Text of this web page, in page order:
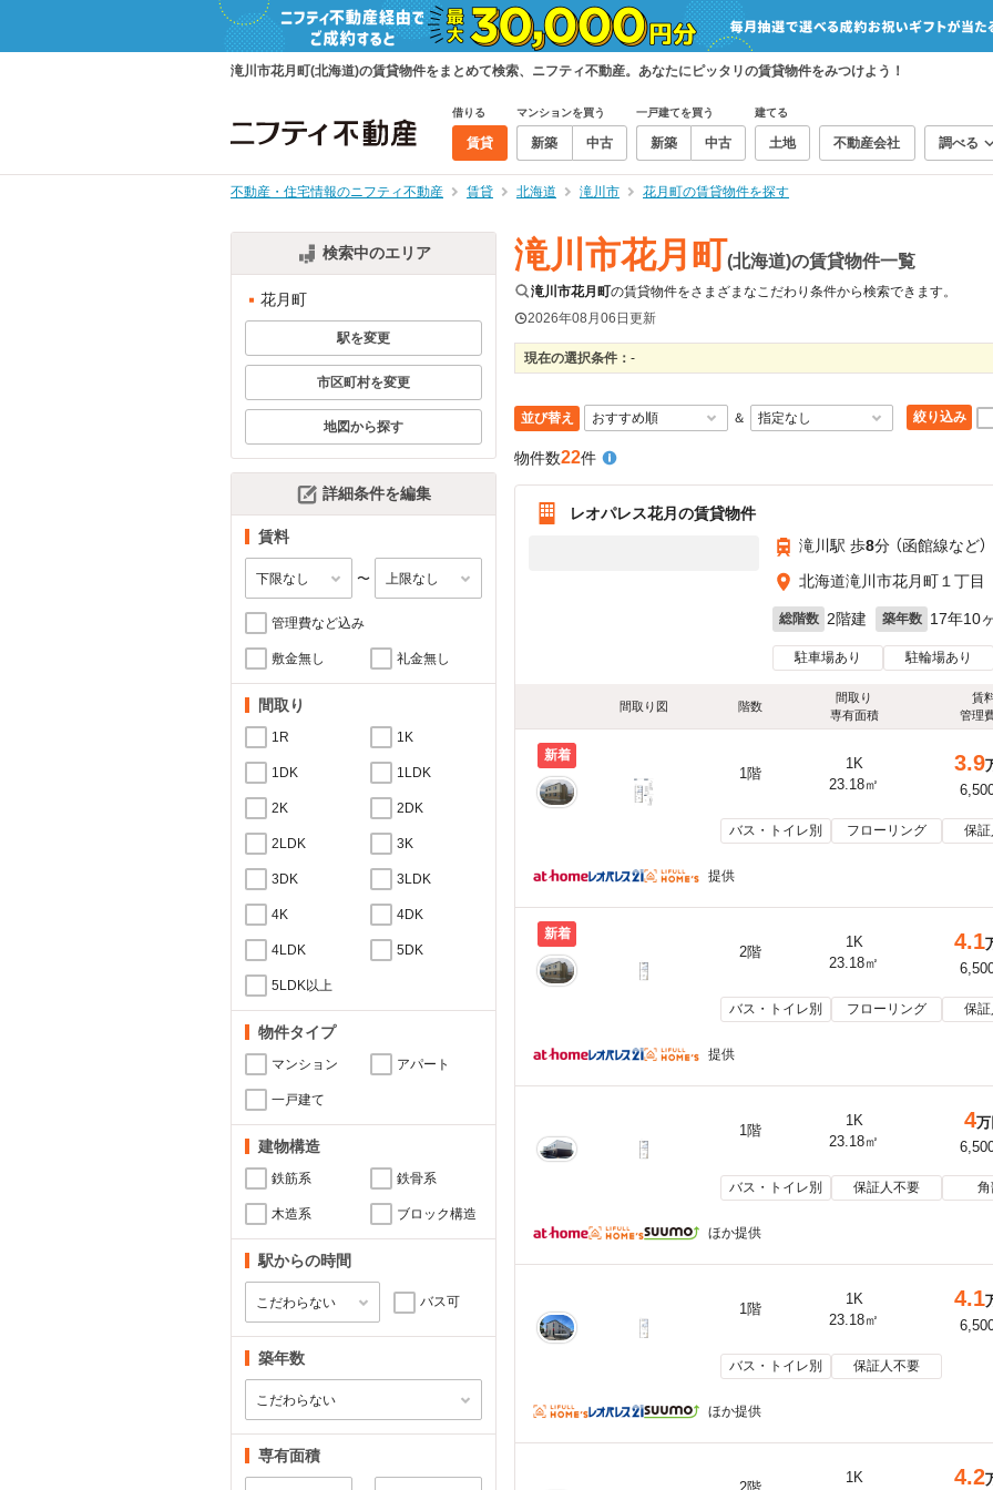
滝川市花月町(北海道)の賃貸物件をまとめて検索、ニフティ不動産。あなたにピッタリの賃貸物件をみつけよう！
借りる
賃貸
マンションを買う
新築 中古
一戸建てを買う
新築 中古
建てる
土地 不動産会社 調べる
不動産・住宅情報のニフティ不動産 賃貸 北海道 滝川市 花月町の賃貸物件を探す
検索中のエリア
花月町
駅を変更
市区町村を変更
地図から探す
詳細条件を編集
賃料
〜
管理費など込み
敷金無し 礼金無し
間取り
1R 1K
1DK 1LDK
2K 2DK
2LDK 3K
3DK 3LDK
4K 4DK
4LDK 5DK
5LDK以上
物件タイプ
マンション アパート
一戸建て
建物構造
鉄筋系 鉄骨系
木造系 ブロック構造
駅からの時間
バス可
築年数
専有面積
滝川市花月町(北海道)の賃貸物件一覧
滝川市花月町の賃貸物件をさまざまなこだわり条件から検索できます。
2026年08月06日更新
現在の選択条件： -
並び替え ＆ 絞り込み
物件数22件
レオパレス花月の賃貸物件
滝川駅 歩8分 （函館線など）
北海道滝川市花月町１丁目
総階数 2階建 築年数 17年10
駐車場あり 駐輪場あり
間取り図 階数
間取り
専有面積
賃
管理
新着
1階
1K
23.18㎡
3.9
バス・トイレ別 フローリング 保
提供
新着
2階
1K
23.18㎡
4.1
バス・トイレ別 フローリング 保
提供
1階
1K
23.18㎡
4万
バス・トイレ別 保証人不要
ほか提供
1階
1K
23.18㎡
4.1
バス・トイレ別 保証人不要
ほか提供
1K 4.2